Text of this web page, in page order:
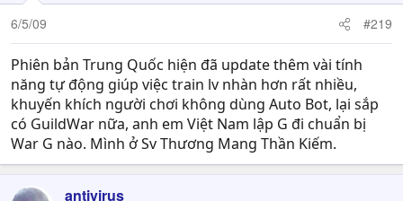
6/5/09 #219
Phiên bản Trung Quốc hiện đã update thêm vài tính
năng tự động giúp việc train lv nhàn hơn rất nhiều,
khuyến khích người chơi không dùng Auto Bot, lại sắp
có GuildWar nữa, anh em Việt Nam lập G đi chuẩn bị
War G nào. Mình ở Sv Thương Mang Thần Kiếm.
antivirus